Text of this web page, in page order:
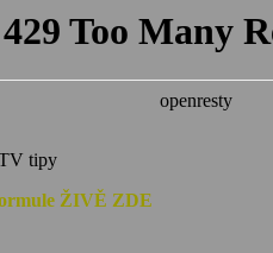
tipy
ŽIVĚ ZDE